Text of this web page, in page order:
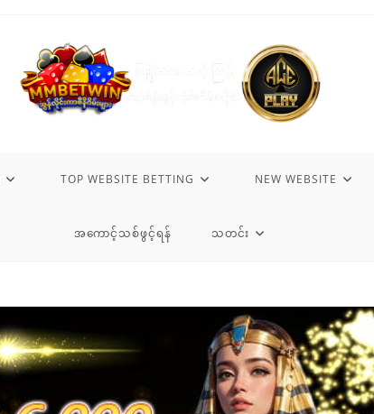
TOP WEBSITE BETTING NEW WEBSITE
အကောင့်သစ်ဖွင့်ရန် သတင်း